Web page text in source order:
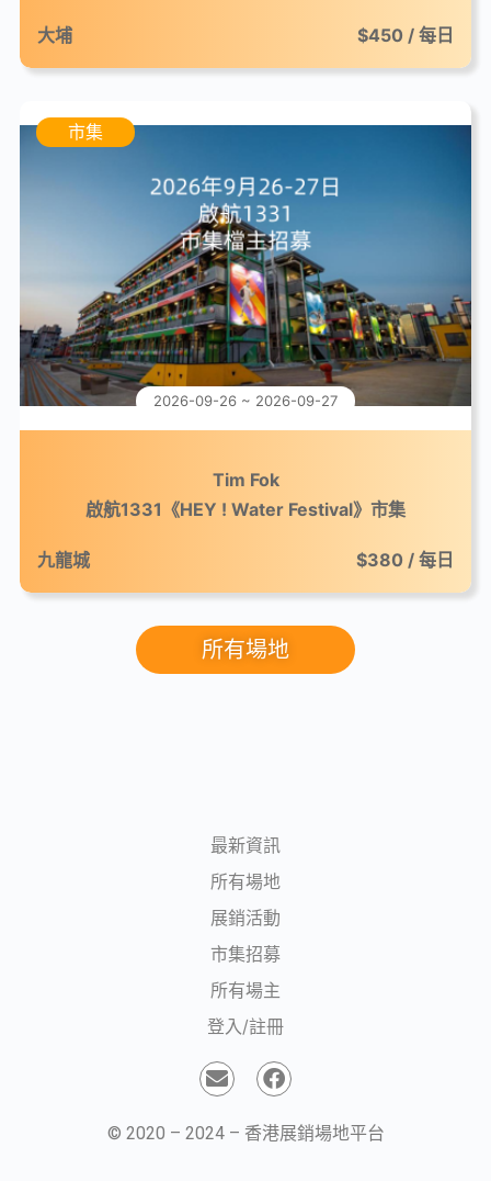
大埔 $450 / 每日
市集
2026-09-26 ~ 2026-09-27
Tim Fok
啟航1331《HEY ! Water Festival》市集
九龍城 $380 / 每日
所有場地
最新資訊
所有場地
展銷活動
市集招募
所有場主
登入/註冊
© 2020 – 2024 – 香港展銷場地平台